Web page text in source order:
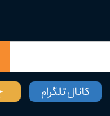
کانال تلگرام